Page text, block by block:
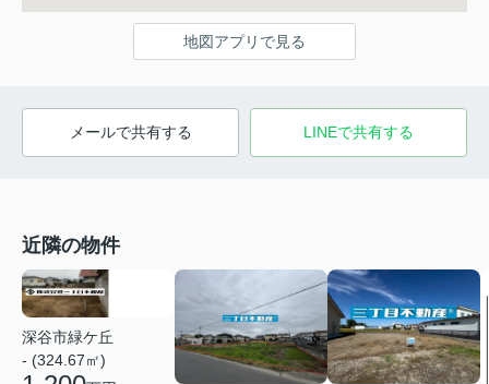
地図アプリで見る
メールで共有する LINEで共有する
近隣の物件
深谷市緑ケ丘
- (324.67㎡)